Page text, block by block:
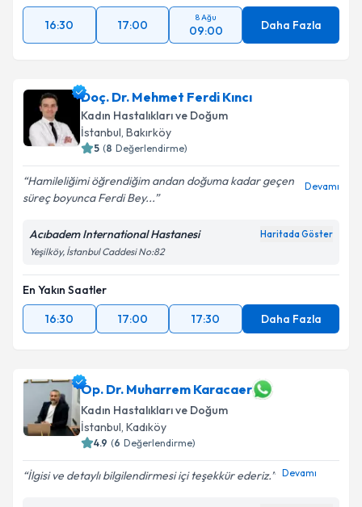
16:30 17:00
8 Ağu
09:00 Daha Fazla
Doç. Dr. Mehmet Ferdi Kıncı
Kadın Hastalıkları ve Doğum
İstanbul, Bakırköy
5 (8 Değerlendirme)
Hamileliğimi öğrendiğim andan doğuma kadar geçen
süreç boyunca Ferdi Bey...
Devamı
Acıbadem International Hastanesi Haritada Göster
Yeşilköy, İstanbul Caddesi No:82
En Yakın Saatler
16:30
17:00 17:30 Daha Fazla
Op. Dr. Muharrem Karacaer
Kadın Hastalıkları ve Doğum
İstanbul, Kadıköy
4.9 (6 Değerlendirme)
İlgisi ve detaylı bilgilendirmesi içi teşekkür ederiz. Devamı